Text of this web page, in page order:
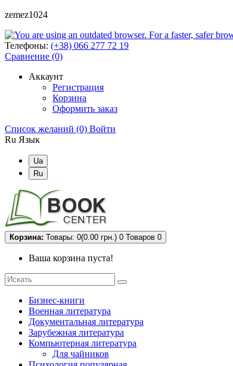
zemez1024
Телефоны: (+38) 066 277 72 19
Сравнение (0)
Аккаунт
Регистрация
Корзина
Оформить заказ
Список желаний (0) Войти
Ru Язык
Ua
Ru
Корзина: Товары: 0(0.00 грн.) 0 Товаров 0
Ваша корзина пуста!
Бизнес-книги
Военная литература
Документальная литература
Зарубежная литература
Компьютерная литература
Для чайников